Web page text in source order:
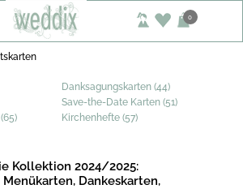
0
Danksagungskarten (44)
Save-the-Date Karten (51)
Kirchenhefte (57)
Kollektion 2024/2025:
Dankeskarten,